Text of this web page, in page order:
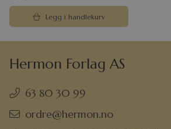
Legg i handlekurv
Hermon Forlag AS
63 80 30 99
ordre@hermon.no